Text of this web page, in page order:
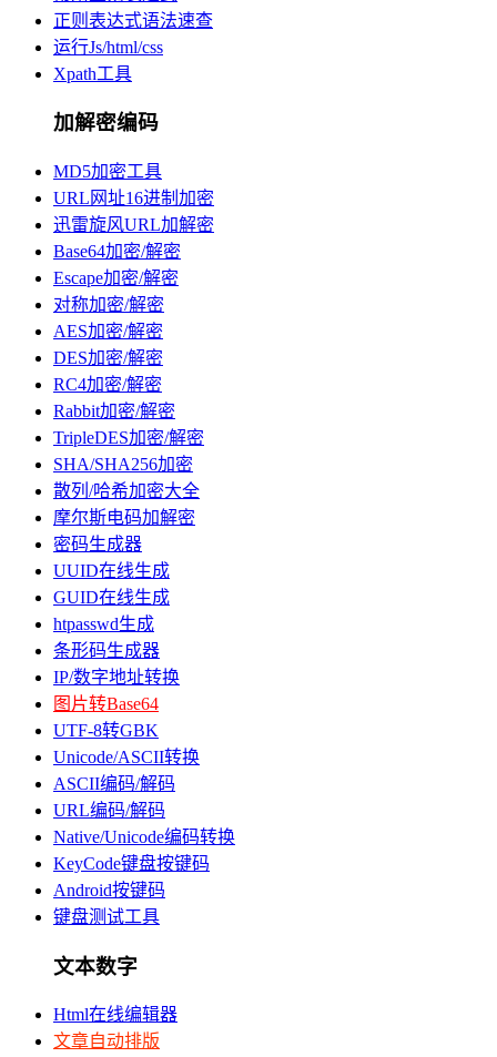
正则表达式语法速查
运行Js/html/css
Xpath工具
加解密编码
MD5加密工具
URL网址16进制加密
迅雷旋风URL加解密
Base64加密/解密
Escape加密/解密
对称加密/解密
AES加密/解密
DES加密/解密
RC4加密/解密
Rabbit加密/解密
TripleDES加密/解密
SHA/SHA256加密
散列/哈希加密大全
摩尔斯电码加解密
密码生成器
UUID在线生成
GUID在线生成
htpasswd生成
条形码生成器
IP/数字地址转换
图片转Base64
UTF-8转GBK
Unicode/ASCII转换
ASCII编码/解码
URL编码/解码
Native/Unicode编码转换
KeyCode键盘按键码
Android按键码
键盘测试工具
文本数字
Html在线编辑器
文章自动排版